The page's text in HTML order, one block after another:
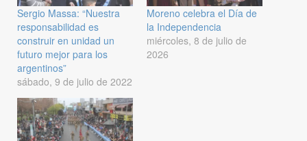
Sergio Massa: “Nuestra
responsabilidad es
construir en unidad un
futuro mejor para los
argentinos”
sábado, 9 de julio de 2022
Moreno celebra el Día de
la Independencia
miércoles, 8 de julio de
2026